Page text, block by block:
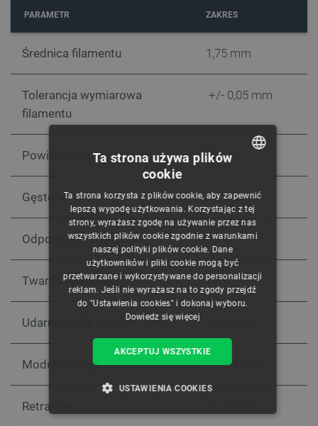
PARAMETR ZAKRES
Średnica filamentu 1,75 mm
Tolerancja wymiarowa
filamentu
+/- 0,05 mm
Powierzchnia materiału Połysk
Gęstość 1,01 g/cm3
Odporność termiczna 90°C
Twardość Shore'a 74D
Udarność dla karbu V
Moduł Younga 2086 MPa
Retrakcja
CZECH
ENGLISH
GERMAN
Ta strona używa plików
cookie
Ta strona korzysta z plików cookie, aby zapewnić
lepszą wygodę użytkowania. Korzystając z tej
strony, wyrażasz zgodę na używanie przez nas
wszystkich plików cookie zgodnie z warunkami
naszej polityki plików cookie. Dane
użytkowników i pliki cookie mogą być
przetwarzane i wykorzystywane do personalizacji
reklam. Jeśli nie wyrażasz na to zgody przejdź
do "Ustawienia cookies" i dokonaj wyboru.
Dowiedz się więcej
AKCEPTUJ WSZYSTKIE
USTAWIENIA COOKIES